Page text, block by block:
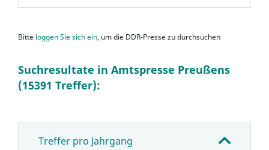
Bitte loggen Sie sich ein, um die DDR-Presse zu durchsuchen
Suchresultate in Amtspresse Preußens
(15391 Treffer):
Treffer pro Jahrgang